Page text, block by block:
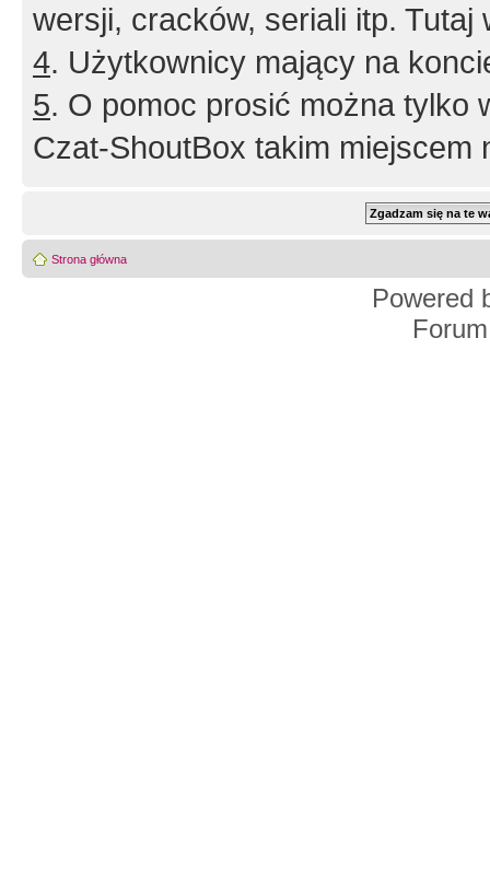
wersji, cracków, seriali itp. Tutaj
4. Użytkownicy mający na
5. O pomoc prosić można tylko
Czat-ShoutBox takim miejscem
Strona główna
Powered